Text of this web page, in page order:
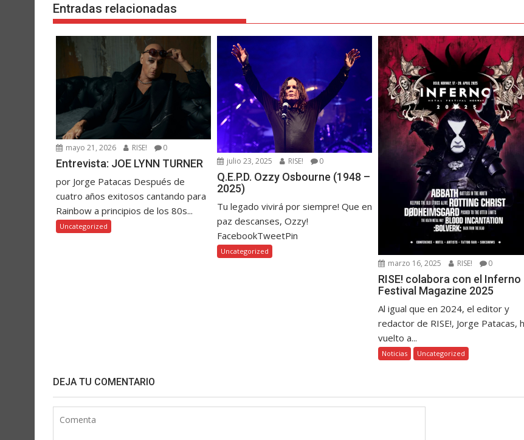
Entradas relacionadas
mayo 21, 2026 RISE! 0
Entrevista: JOE LYNN TURNER
por Jorge Patacas Después de
cuatro años exitosos cantando para
Rainbow a principios de los 80s...
Uncategorized
julio 23, 2025 RISE! 0
Q.E.P.D. Ozzy Osbourne (1948 –
2025)
Tu legado vivirá por siempre! Que en
paz descanses, Ozzy!
FacebookTweetPin
Uncategorized
marzo 16, 2025 RISE! 0
RISE! colabora con el Inferno
Festival Magazine 2025
Al igual que en 2024, el editor y
redactor de RISE!, Jorge Patacas,
vuelto a...
Noticias Uncategorized
DEJA TU COMENTARIO